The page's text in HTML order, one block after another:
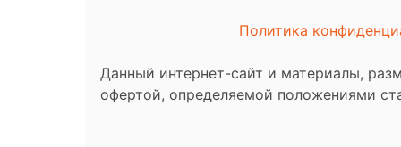
Политика
Данный интернет-сайт и материалы,
офертой, определяемой положениями